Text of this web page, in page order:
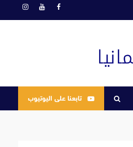
فيسبوكيوتيوب
تابعنا على اليوتيوب